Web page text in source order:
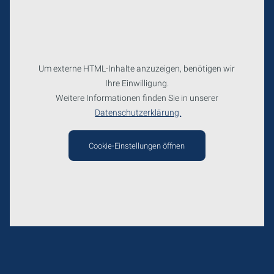
Um externe HTML-Inhalte anzuzeigen, benötigen wir
Ihre Einwilligung.
Weitere Informationen finden Sie in unserer
Datenschutzerklärung.
Cookie-Einstellungen öffnen